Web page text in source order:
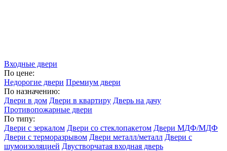
Входные двери
По цене:
Недорогие двери Премиум двери
По назначению:
Двери в дом Двери в квартиру Дверь на дачу
Противопожарные двери
По типу:
Двери с зеркалом Двери со стеклопакетом Двери МДФ/МДФ
Двери с терморазрывом Двери металл/металл Двери с
шумоизоляцией Двустворчатая входная дверь